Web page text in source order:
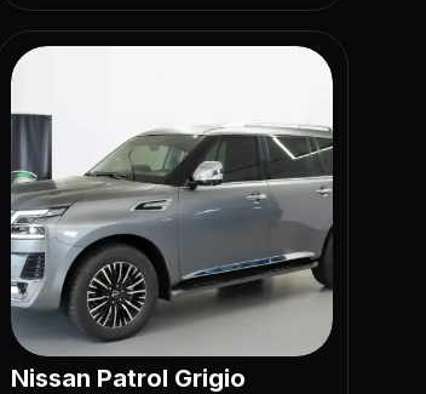
Nissan Patrol Grigio